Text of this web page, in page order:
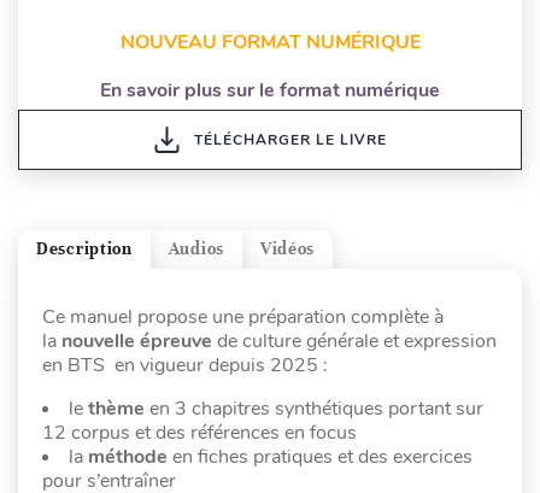
NOUVEAU FORMAT NUMÉRIQUE
En savoir plus sur le format numérique
TÉLÉCHARGER LE LIVRE
Vidéos
Audios
Description
Ce manuel propose une préparation complète à
la nouvelle épreuve de culture générale et expression
en BTS en vigueur depuis 2025 :
lethème en 3 chapitres synthétiques portant sur
12 corpus et des références en focus
la méthode en fiches pratiques et des exercices
pour s’entraîner